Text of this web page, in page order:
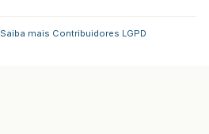
Saiba mais Contribuidores LGPD